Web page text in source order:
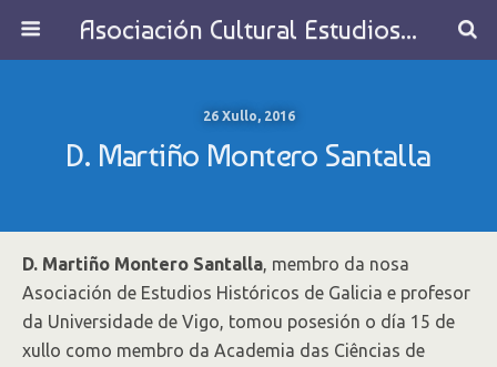
Asociación Cultural Estudios Históricos de Galicia
26 Xullo, 2016
D. Martiño Montero Santalla
D. Martiño Montero Santalla, membro da nosa
Asociación de Estudios Históricos de Galicia e profesor
da Universidade de Vigo, tomou posesión o día 15 de
xullo como membro da Academia das Ciências de